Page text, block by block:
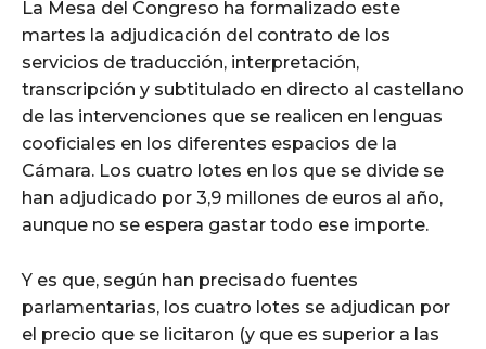
La Mesa del Congreso ha formalizado este
martes la adjudicación del contrato de los
servicios de traducción, interpretación,
transcripción y subtitulado en directo al castellano
de las intervenciones que se realicen en lenguas
cooficiales en los diferentes espacios de la
Cámara. Los cuatro lotes en los que se divide se
han adjudicado por 3,9 millones de euros al año,
aunque no se espera gastar todo ese importe.
Y es que, según han precisado fuentes
parlamentarias, los cuatro lotes se adjudican por
el precio que se licitaron (y que es superior a las